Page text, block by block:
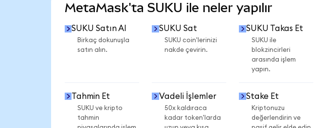
MetaMask'ta SUKU ile neler yapılır
SUKU Satın Al
Birkaç dokunuşla
satın alın.
SUKU Sat
SUKU coin'lerinizi
nakde çevirin.
SUKU Takas Et
SUKU ile
blokzincirleri
arasında işlem
yapın.
Tahmin Et
SUKU ve kripto
tahmin
Vadeli İşlemler
50x kaldıraca
kadar token'larda
Stake Et
Kriptonuzu
değerlendirin ve